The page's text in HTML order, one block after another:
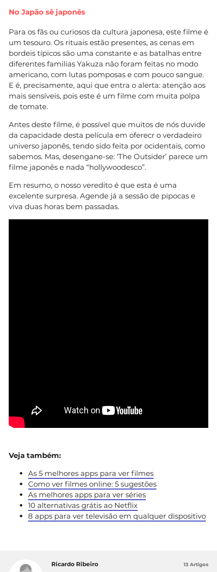
No Japão sê japonês
Para os fãs ou curiosos da cultura japonesa, este filme é
um tesouro. Os rituais estão presentes, as cenas em
bordeis típicos são uma constante e as batalhas entre
diferentes familias Yakuza não foram feitas no modo
americano, com lutas pomposas e com pouco sangue.
E é, precisamente, aqui que entra o alerta: atenção aos
mais sensíveis, pois este é um filme com muita polpa
de tomate.
Antes deste filme, é possível que muitos de nós duvide
da capacidade desta película em oferecr o verdadeiro
universo japonês, tendo sido feita por ocidentais, como
sabemos. Mas, desengane-se: ‘The Outsider’ parece um
filme japonês e nada “hollywoodesco”.
Em resumo, o nosso veredito é que esta é uma
excelente surpresa. Agende já a sessão de pipocas e
viva duas horas bem passadas.
Veja também:
As 5 melhores apps para ver filmes
Como ver filmes online: 5 sugestões
As melhores apps para ver séries
10 alternativas grátis ao Netflix
8 apps para ver televisão em qualquer dispositivo
Ricardo Ribeiro 13 Artigos